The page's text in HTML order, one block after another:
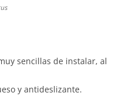
sencillas de instalar, al
y antideslizante.